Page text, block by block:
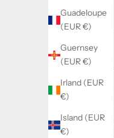
Guadeloupe
(EUR €)
Guernsey
(EUR €)
Irland (EUR
€)
Island (EUR
€)